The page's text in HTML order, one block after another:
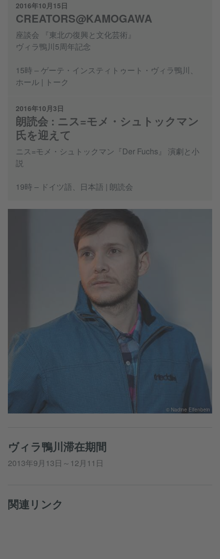
2016年10月15日
CREATORS@KAMOGAWA
座談会 『東北の復興と文化芸術』
ヴィラ鴨川5周年記念
15時 – ゲーテ・インスティトゥート・ヴィラ鴨川、
ホール | トーク
2016年10月3日
朗読会 : ニス=モメ・シュトックマン
氏を迎えて
ニス=モメ・シュトックマン『Der Fuchs』 演劇と小
説
19時 – ドイツ語、日本語 | 朗読会
© Nadine Elfenbein
ヴィラ鴨川滞在期間
2013年9月13日～12月11日
関連リンク